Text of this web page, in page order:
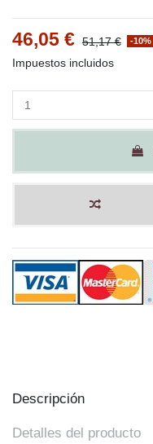
46,05 € 51,17 € -10%
Impuestos incluidos
Descripción
Detalles del producto